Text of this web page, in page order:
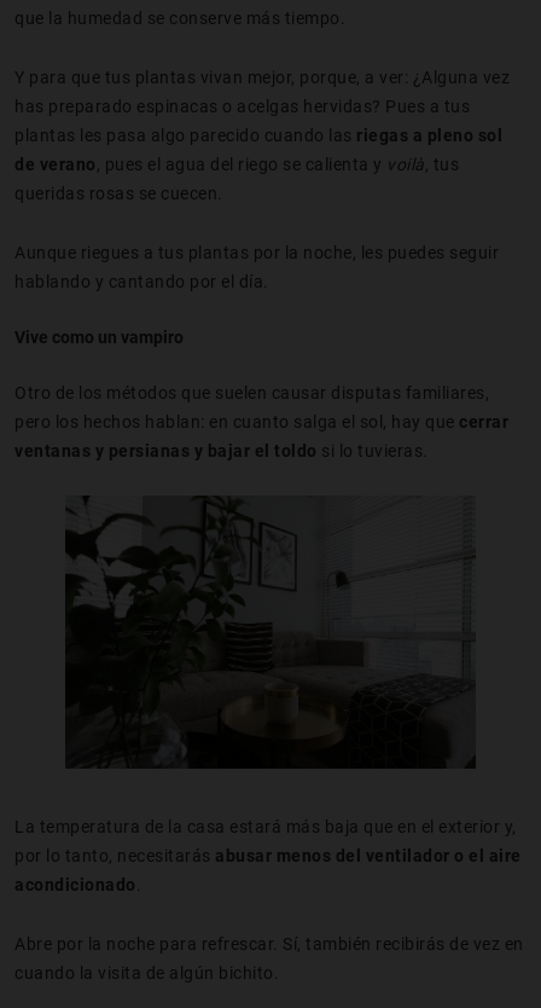
que la humedad se conserve más tiempo.
Y para que tus plantas vivan mejor, porque, a ver: ¿Alguna vez
has preparado espinacas o acelgas hervidas? Pues a tus
plantas les pasa algo parecido cuando las riegas a pleno sol
de verano , pues el agua del riego se calienta y voilà , tus
queridas rosas se cuecen.
Aunque riegues a tus plantas por la noche, les puedes seguir
hablando y cantando por el día.
Vive como un vampiro
Otro de los métodos que suelen causar disputas familiares,
pero los hechos hablan: en cuanto salga el sol, hay que cerrar
ventanas y persianas y bajar el toldo si lo tuvieras.
La temperatura de la casa estará más baja que en el exterior y,
por lo tanto, necesitarás abusar menos del ventilador o el aire
acondicionado.
Abre por la noche para refrescar. Sí, también recibirás de vez en
cuando la visita de algún bichito.